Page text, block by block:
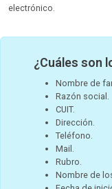
electrónico.
¿Cuáles son
Nombre de
Razón social.
CUIT.
Dirección.
Teléfono.
Mail.
Rubro.
Nombre de